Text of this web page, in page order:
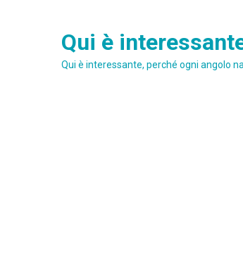
Qui è
Qui è interessante, perché ogni angolo